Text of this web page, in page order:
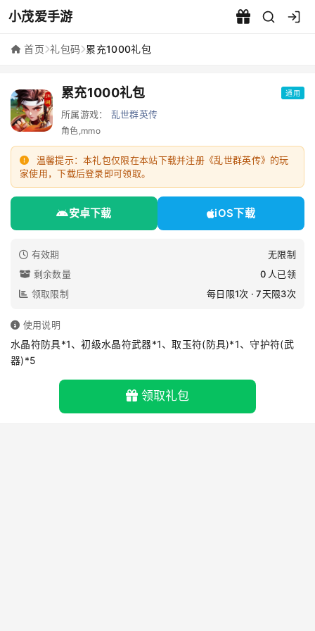
小茂爱手游
累充1000礼包 - 小茂爱手游
首页 礼包码 累充1000礼包
累充1000礼包 通用
所属游戏： 乱世群英传
角色,mmo
温馨提示：本礼包仅限在本站下载并注册《乱世群英传》的玩
家使用，下载后登录即可领取。
安卓下载 iOS下载
有效期
无限制
剩余数量
0 人已领
领取限制
每日限1次 · 7天限3次
使用说明
水晶符防具*1、初级水晶符武器*1、取玉符(防具)*1、守护符(武
器)*5
领取礼包